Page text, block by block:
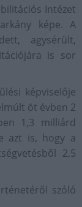
Intézet
képe. A
agysérült,
is sor
képviselője
öt évben 2
1,3 milliárd
azt is, hogy a
2,5
szóló